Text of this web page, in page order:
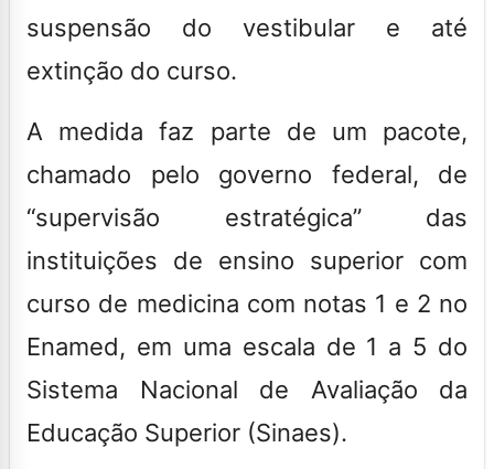
suspensão do vestibular e até
extinção do curso.
A medida faz parte de um pacote,
chamado pelo governo federal, de
“supervisão estratégica” das
instituições de ensino superior com
curso de medicina com notas 1 e 2 no
Enamed, em uma escala de 1 a 5 do
Sistema Nacional de Avaliação da
Educação Superior (Sinaes).